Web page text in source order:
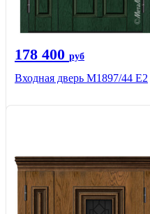
178 400 руб
Входная дверь М1897/44 Е2